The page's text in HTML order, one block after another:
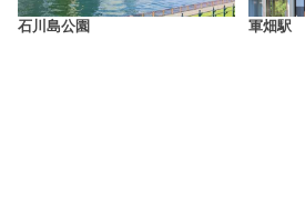
石川島公園 軍畑駅